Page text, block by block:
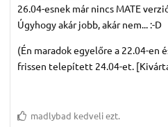
26.04-esnek már nincs MATE
Úgyhogy akár jobb, akár nem... :-D
(Én maradok egyelőre a 22.04-en
frissen telepített 24.04-et.
madlybad kedveli ezt.